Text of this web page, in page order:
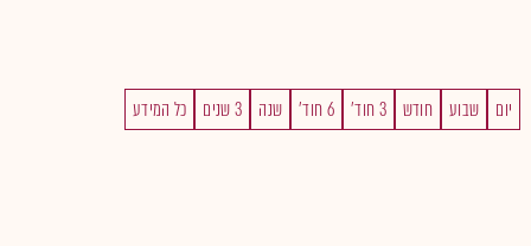
יום שבוע חודש 3 חוד' 6 חוד' שנה 3 שנים כל המידע